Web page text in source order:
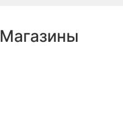
Магазины